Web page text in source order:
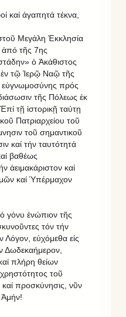
καί ἀγαπητά τέκνα,
Μεγάλη Ἐκκλησία
τῆς 7ης
ὁ Ἀκάθιστος
τῷ Ἱερῷ Ναῷ τῆς
εὐγνωμοσύνης πρός
τῆς Πόλεως ἐκ
τῇ ἱστορικῇ ταύτῃ
Πατριαρχείου τοῦ
τοῦ σημαντικοῦ
καί τήν ταυτότητά
βαθέως
ἀειμακάριστον καί
καί Ὑπέρμαχον
γόνυ ἐνώπιον τῆς
τόν τήν
εὐχόμεθα εἰς
Δωδεκαήμερον,
πλήρη θείων
τοῦ
προσκύνησις, νῦν
Ἀμήν!